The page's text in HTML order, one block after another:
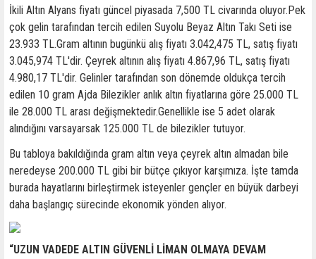
İkili Altın Alyans fiyatı güncel piyasada 7,500 TL civarında oluyor.Pek
çok gelin tarafından tercih edilen Suyolu Beyaz Altın Takı Seti ise
23.933 TL.Gram altının bugünkü alış fiyatı 3.042,475 TL, satış fiyatı
3.045,974 TL'dir. Çeyrek altının alış fiyatı 4.867,96 TL, satış fiyatı
4.980,17 TL'dir. Gelinler tarafından son dönemde oldukça tercih
edilen 10 gram Ajda Bilezikler anlık altın fiyatlarına göre 25.000 TL
ile 28.000 TL arası değişmektedir.Genellikle ise 5 adet olarak
alındığını varsayarsak 125.000 TL de bilezikler tutuyor.
Bu tabloya bakıldığında gram altın veya çeyrek altın almadan bile
neredeyse 200.000 TL gibi bir bütçe çıkıyor karşımıza. İşte tamda
burada hayatlarını birleştirmek isteyenler gençler en büyük darbeyi
daha başlangıç sürecinde ekonomik yönden alıyor.
“UZUN VADEDE ALTIN GÜVENLİ LİMAN OLMAYA DEVAM